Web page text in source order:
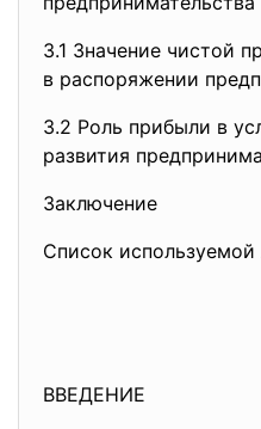
3.1 Значение чистой
в распоряжении
3.2 Роль прибыли в
развития
Заключение
Список используемой
ВВЕДЕНИЕ